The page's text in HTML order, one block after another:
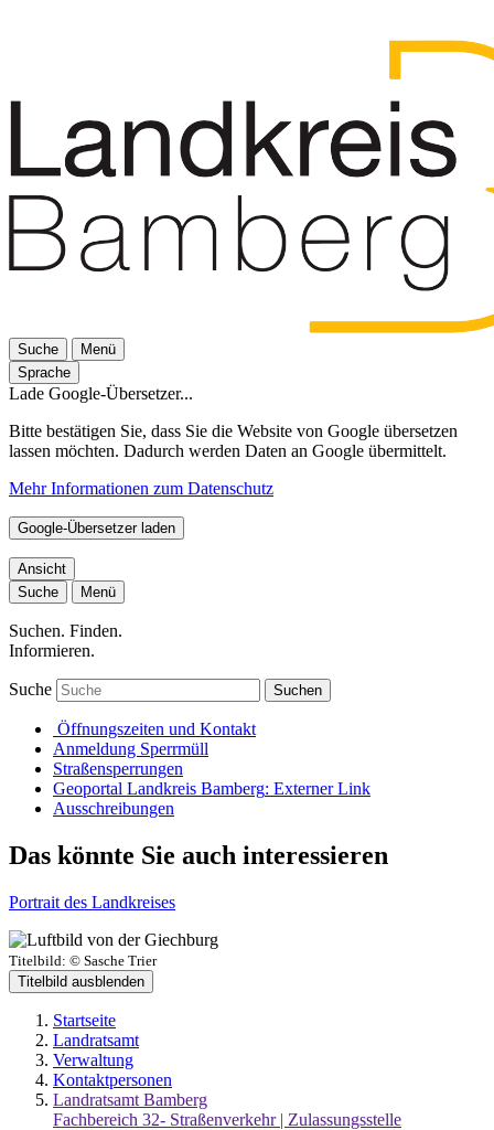
Suche
Menü
Sprache
Lade Google-Übersetzer...
Bitte bestätigen Sie, dass Sie die Website von Google übersetzen
lassen möchten. Dadurch werden Daten an Google übermittelt.
Mehr Informationen zum Datenschutz
Google-Übersetzer laden
Ansicht
Suche
Menü
Suchen. Finden.
Informieren.
Suche Suchen
Öffnungszeiten und Kontakt
Anmeldung Sperrmüll
Straßensperrungen
Geoportal Landkreis Bamberg: Externer Link
Ausschreibungen
Das könnte Sie auch interessieren
Portrait des Landkreises
Titelbild: © Sasche Trier
Titelbild ausblenden
Startseite
Landratsamt
Verwaltung
Kontaktpersonen
Landratsamt Bamberg
Fachbereich 32- Straßenverkehr | Zulassungsstelle